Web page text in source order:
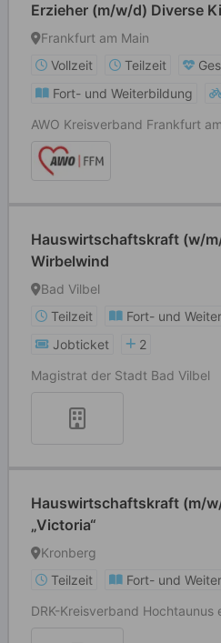
Erzieher (m/w/d) Diverse
Frankfurt am Main
Vollzeit
Teilzeit
Fort- und Weiterbildung
AWO Kreisverband Frankfurt
Hauswirtschaftskraft (w/
Wirbelwind
Bad Vilbel
Teilzeit
Fort- und
Jobticket
2
Magistrat der Stadt Bad Vilbel
Hauswirtschaftskraft (m/
„Victoria“
Kronberg
Teilzeit
Fort- und
DRK-Kreisverband Hochtaunus